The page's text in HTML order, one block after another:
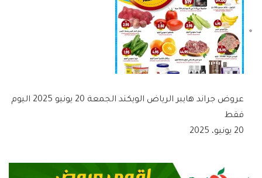
عروض جراند هايبر الرياض الويكند الجمعة 20 يونيو 2025 اليوم
فقط
20 يونيو، 2025